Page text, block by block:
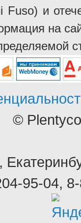
Fuso) и
на
©
,
95-04,